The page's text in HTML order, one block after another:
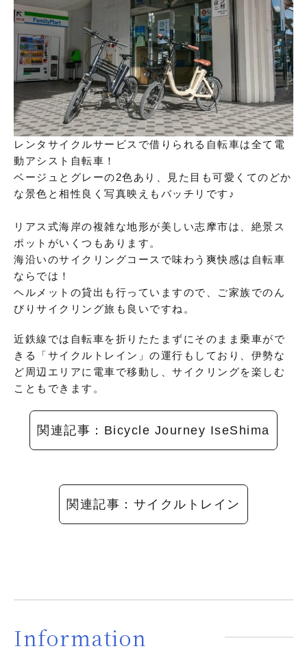
レンタサイクルサービスで借りられる自転車は全て電
動アシスト自転車！
ベージュとグレーの2色あり、見た目も可愛くてのどか
な景色と相性良く写真映えもバッチリです♪
リアス式海岸の複雑な地形が美しい志摩市は、絶景ス
ポットがいくつもあります。
海沿いのサイクリングコースで味わう爽快感は自転車
ならでは！
ヘルメットの貸出も行っていますので、ご家族でのん
びりサイクリング旅も良いですね。
近鉄線では自転車を折りたたまずにそのまま乗車がで
きる「サイクルトレイン」の運行もしており、伊勢な
ど周辺エリアに電車で移動し、サイクリングを楽しむ
こともできます。
関連記事：Bicycle Journey IseShima
関連記事：サイクルトレイン
Information